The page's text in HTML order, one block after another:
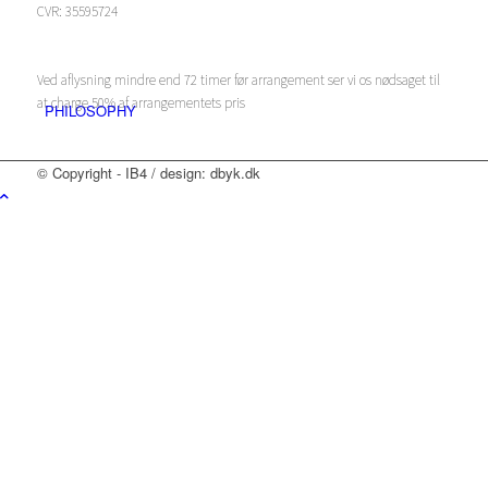
PHILOSOPHY
CVR: 35595724
Ved aflysning mindre end 72 timer før arrangement ser vi os nødsaget til
at charge 50% af arrangementets pris
© Copyright - IB4 / design: dbyk.dk